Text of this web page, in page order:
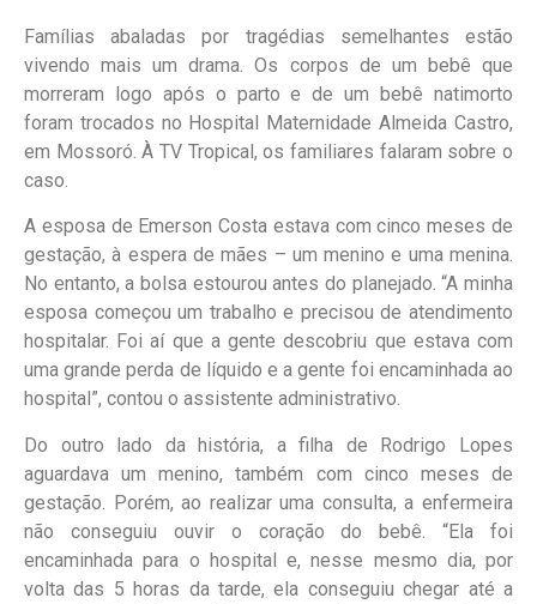
Famílias abaladas por tragédias semelhantes estão
vivendo mais um drama. Os corpos de um bebê que
morreram logo após o parto e de um bebê natimorto
foram trocados no Hospital Maternidade Almeida Castro,
em Mossoró. À TV Tropical, os familiares falaram sobre o
caso.
A esposa de Emerson Costa estava com cinco meses de
gestação, à espera de mães – um menino e uma menina.
No entanto, a bolsa estourou antes do planejado. “A minha
esposa começou um trabalho e precisou de atendimento
hospitalar. Foi aí que a gente descobriu que estava com
uma grande perda de líquido e a gente foi encaminhada ao
hospital”, contou o assistente administrativo.
Do outro lado da história, a filha de Rodrigo Lopes
aguardava um menino, também com cinco meses de
gestação. Porém, ao realizar uma consulta, a enfermeira
não conseguiu ouvir o coração do bebê. “Ela foi
encaminhada para o hospital e, nesse mesmo dia, por
volta das 5 horas da tarde, ela conseguiu chegar até a